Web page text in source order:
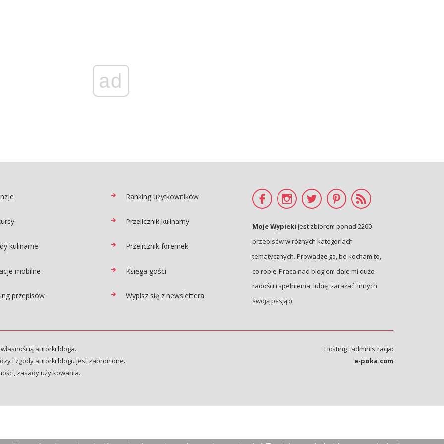
ad
kulinarne
mobilne
przepisów
Ranking użytkowników
Przelicznik kulinarny
Przelicznik foremek
Księga gości
Wypisz się z newslettera
Moje Wypieki jest zbiorem ponad 2200
przepisów w różnych kategoriach
tematycznych. Prowadzę go, bo kocham to,
co robię. Praca nad blogiem daje mi dużo
radości i spełnienia, lubię 'zarażać' innych
swoją pasją :)
autorki bloga.
i zgody autorki blogu jest zabronione.
, zasady użytkowania.
Hosting i administracja:
e-poka.com